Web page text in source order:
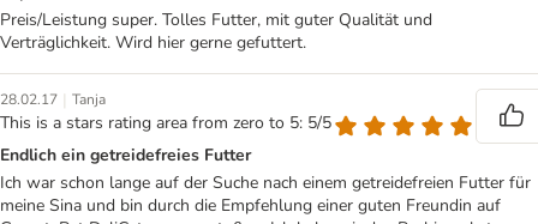
Preis/Leistung super. Tolles Futter, mit guter Qualität und
Verträglichkeit. Wird hier gerne gefuttert.
28.02.17 | Tanja
This is a stars rating area from zero to 5: 5/5
Endlich ein getreidefreies Futter
Ich war schon lange auf der Suche nach einem getreidefreien Futter für
meine Sina und bin durch die Empfehlung einer guten Freundin auf